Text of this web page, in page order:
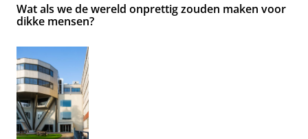
Wat als we de wereld onprettig zouden maken voor
dikke mensen?